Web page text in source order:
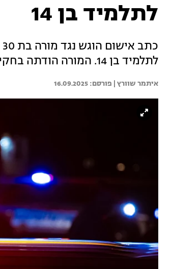
לתלמיד בן 14
לתלמיד בן 14. המורה הודתה בחקירתה וצפויה לעונש של עד 7 שנות מאסר
איתמר שוורץ | 16.09.2025